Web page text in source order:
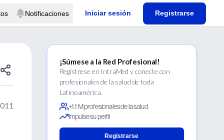
Notificaciones Iniciar sesión Registrarse
¡Súmese a la Red Profesional!
Regístrese en IntraMed y conecte con
profesionales de la salud de toda
Latinoamérica.
+1.1 M profesionales de la salud
Impulse su perfil
Registrarse